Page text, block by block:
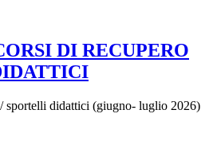
DI RECUPERO
sportelli didattici (giugno- luglio 2026)